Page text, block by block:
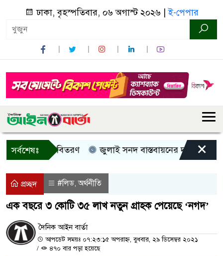
ঢাকা, বৃহস্পতিবার, ০৬ অগাস্ট ২০২৬ |ই-পেপার
সর্বশেষঃ
সহায়তা বিতরণ জুলাই সনদ বাস্তবায়নের দাবিতে×
প্রচ্ছদ #লিড,অর্থনীতি
এক বছরে ৩ কোটি ৩৫ লাখ নতুন গ্রাহক পেয়েছে ‘নগদ’
দৈনিক আইন বার্তা
আপডেট সময়ঃ ০৭:২৩:১৫ অপরাহ্ন, বুধবার, ২৯ ডিসেম্বর ২০২১
/
৪৭০ বার পড়া হয়েছে